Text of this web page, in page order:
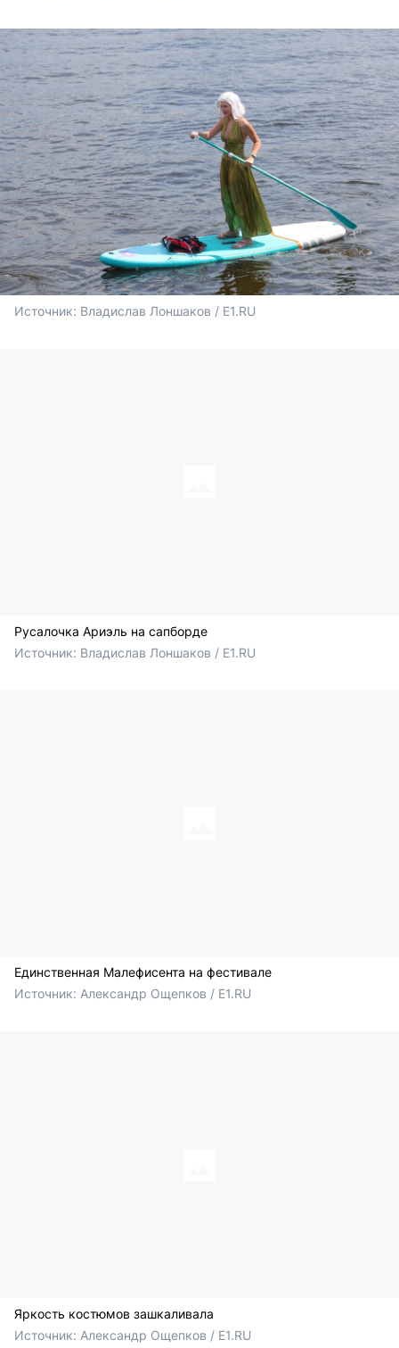
Источник: Владислав Лоншаков / E1.RU
Русалочка Ариэль на сапборде
Источник: Владислав Лоншаков / E1.RU
Единственная Малефисента на фестивале
Источник: Александр Ощепков / E1.RU
Яркость костюмов зашкаливала
Источник: Александр Ощепков / E1.RU